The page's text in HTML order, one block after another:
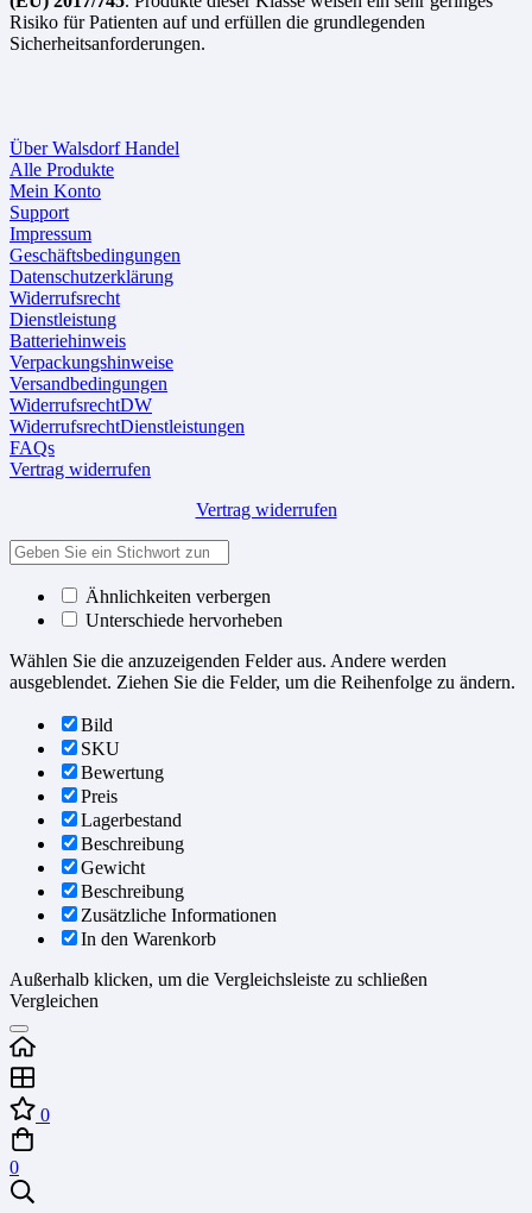
Risiko für Patienten auf und erfüllen die grundlegenden
Sicherheitsanforderungen.
Über Walsdorf Handel
Alle Produkte
Mein Konto
Support
Impressum
Geschäftsbedingungen
Datenschutzerklärung
Widerrufsrecht
Dienstleistung
Batteriehinweis
Verpackungshinweise
Versandbedingungen
WiderrufsrechtDW
WiderrufsrechtDienstleistungen
FAQs
Vertrag widerrufen
Vertrag widerrufen
Ähnlichkeiten verbergen
Unterschiede hervorheben
Wählen Sie die anzuzeigenden Felder aus. Andere werden
ausgeblendet. Ziehen Sie die Felder, um die Reihenfolge zu ändern.
Bild
SKU
Bewertung
Preis
Lagerbestand
Beschreibung
Gewicht
Beschreibung
Zusätzliche Informationen
In den Warenkorb
Außerhalb klicken, um die Vergleichsleiste zu schließen
Vergleichen
0
0